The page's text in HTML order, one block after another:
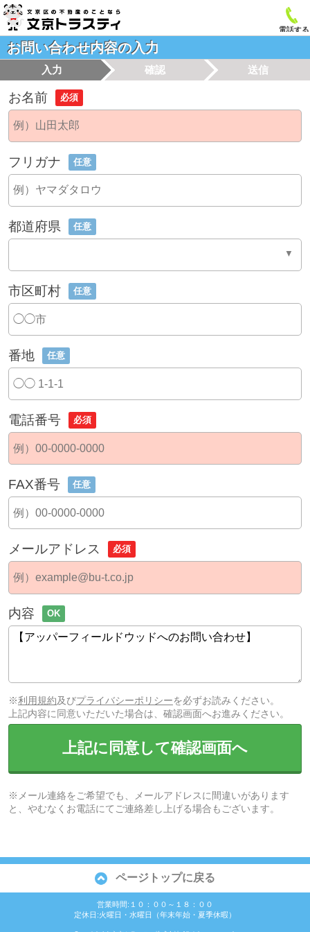
電話する
お問い合わせ内容の入力
入力 確認 送信
お名前 必須
フリガナ 任意
都道府県 任意
市区町村 任意
番地 任意
電話番号 必須
FAX番号 任意
メールアドレス 必須
内容 OK
※利用規約及びプライバシーポリシーを必ずお読みください。
上記内容に同意いただいた場合は、確認画面へお進みください。
上記に同意して確認画面へ
※メール連絡をご希望でも、メールアドレスに間違いがあります
と、やむなくお電話にてご連絡差し上げる場合もございます。
ページトップに戻る
営業時間:１０：００～１８：００
定休日:火曜日・水曜日（年末年始・夏季休暇）